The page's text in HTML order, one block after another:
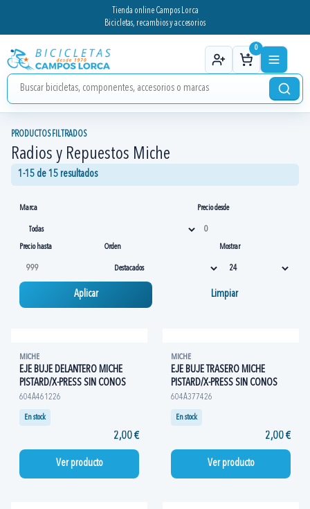
Tienda online Campos Lorca
Bicicletas, recambios y accesorios
0
PRODUCTOS FILTRADOS
Radios y Repuestos Miche
1-15 de 15 resultados
Marca Precio desde
Precio hasta Orden Mostrar
Aplicar Limpiar
MICHE
EJE BUJE DELANTERO MICHE
PISTARD/X-PRESS SIN CONOS
604A461226
En stock
2,00 €
Ver producto
MICHE
EJE BUJE TRASERO MICHE
PISTARD/X-PRESS SIN CONOS
604A377426
En stock
2,00 €
Ver producto